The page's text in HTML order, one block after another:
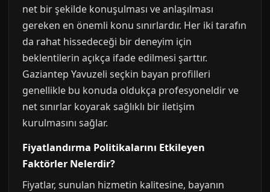
net bir şekilde konuşulması ve anlaşılması
gereken en önemli konu sınırlardır. Her iki tarafın
da rahat hissedeceği bir deneyim için
beklentilerin açıkça ifade edilmesi şarttır.
Gaziantep Yavuzeli seçkin bayan profilleri
genellikle bu konuda oldukça profesyoneldir ve
net sınırlar koyarak sağlıklı bir iletişim
kurulmasını sağlar.
Fiyatlandırma Politikalarını Etkileyen
Faktörler Nelerdir?
Fiyatlar, sunulan hizmetin kalitesine, bayanın